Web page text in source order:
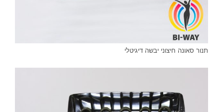
תנור סאונה חיצוני יבשה דיגיטלי